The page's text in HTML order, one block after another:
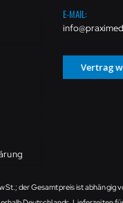
E-MAIL:
Vertrag
der Gesamtpreis ist abhängig